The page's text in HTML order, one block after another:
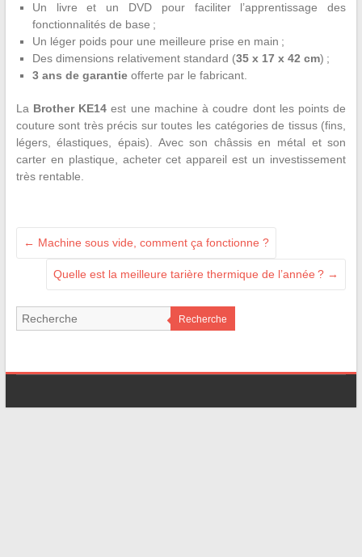
Un livre et un DVD pour faciliter l’apprentissage des
fonctionnalités de base ;
Un léger poids pour une meilleure prise en main ;
Des dimensions relativement standard (35 x 17 x 42 cm) ;
3 ans de garantieofferte par le fabricant.
La Brother KE14 est une machine à coudre dont les points de
couture sont très précis sur toutes les catégories de tissus (fins,
légers, élastiques, épais). Avec son châssis en métal et son
carter en plastique, acheter cet appareil est un investissement
très rentable.
← Machine sous vide, comment ça fonctionne ?
Quelle est la meilleure tarière thermique de l’année ? →
Recherche